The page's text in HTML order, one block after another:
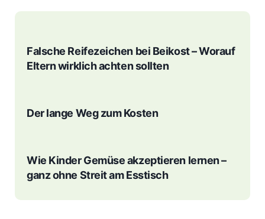
Falsche Reifezeichen bei Beikost – Worauf
Eltern wirklich achten sollten
Der lange Weg zum Kosten
Wie Kinder Gemüse akzeptieren lernen –
ganz ohne Streit am Esstisch